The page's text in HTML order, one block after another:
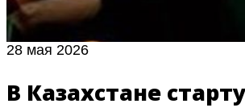
28 мая 2026
В Казахстане